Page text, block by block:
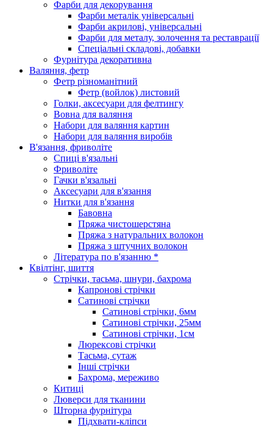
Фарби для декорування
Фарби металік універсальні
Фарби акрилові, універсальні
Фарби для металу, золочення та реставрації
Спеціальні складові, добавки
Фурнітура декоративна
Валяння, фетр
Фетр різноманітний
Фетр (войлок) листовий
Голки, аксесуари для фелтингу
Вовна для валяння
Набори для валяння картин
Набори для валяння виробів
В'язання, фриволіте
Спиці в'язальні
Фриволіте
Гачки в'язальні
Аксесуари для в'язання
Нитки для в'язання
Бавовна
Пряжа чистошерстяна
Пряжа з натуральних волокон
Пряжа з штучних волокон
Література по в'язанню *
Квілтінг, шиття
Стрічки, тасьма, шнури, бахрома
Капронові стрічки
Сатинові стрічки
Сатинові стрічки, 6мм
Сатинові стрічки, 25мм
Сатинові стрічки, 1см
Люрексові стрічки
Тасьма, сутаж
Інші стрічки
Бахрома, мереживо
Китиці
Люверси для тканини
Шторна фурнітура
Підхвати-кліпси